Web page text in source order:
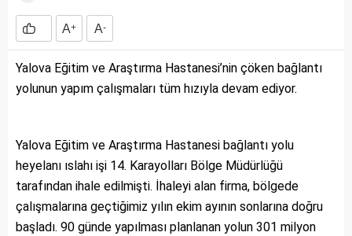
A+ A-
Yalova Eğitim ve Araştırma Hastanesi’nin çöken bağlantı
yolunun yapım çalışmaları tüm hızıyla devam ediyor.
Yalova Eğitim ve Araştırma Hastanesi bağlantı yolu
heyelanı ıslahı işi 14. Karayolları Bölge Müdürlüğü
tarafından ihale edilmişti. İhaleyi alan firma, bölgede
çalışmalarına geçtiğimiz yılın ekim ayının sonlarına doğru
başladı. 90 günde yapılması planlanan yolun 301 milyon